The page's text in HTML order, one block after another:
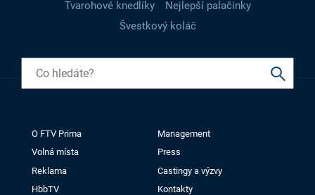
Tvarohové knedlíky
Nejlepší palačinky
Švestkový koláč
O FTV Prima
Management
Volná místa
Press
Reklama
Castingy a výzvy
HbbTV
Kontakty